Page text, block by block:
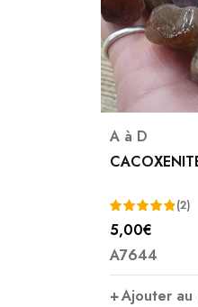
CACOXENITE
5.00
sur 5
(2)
€
A7644
Ajouter au